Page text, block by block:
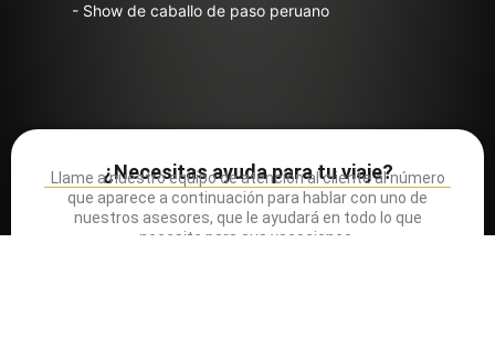
- Show de caballo de paso peruano
¿Necesitas ayuda para tu viaje?
Llame a nuestro equipo de atención al cliente al número
que aparece a continuación para hablar con uno de
nuestros asesores, que le ayudará en todo lo que
necesite para sus vacaciones.